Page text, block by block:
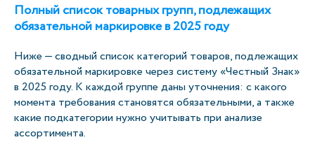
Полный список товарных групп, подлежащих
обязательной маркировке в 2025 году
Ниже — сводный список категорий товаров, подлежащих
обязательной маркировке через систему «Честный Знак»
в 2025 году. К каждой группе даны уточнения: с какого
момента требования становятся обязательными, а также
какие подкатегории нужно учитывать при анализе
ассортимента.